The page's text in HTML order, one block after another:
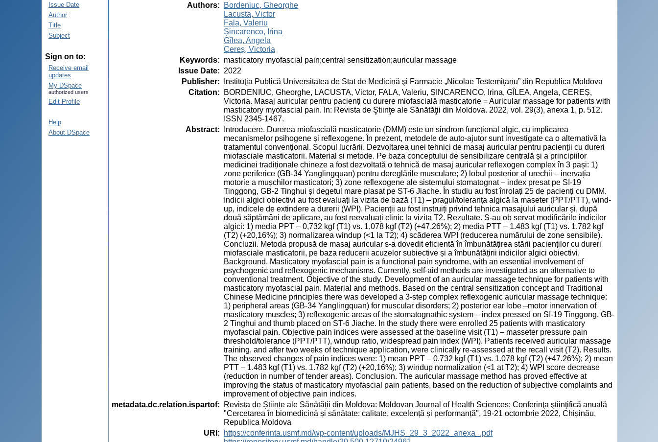
Issue Date
Author
Title
Subject
Sign on to:
Receive email
updates
My DSpace
authorized users
Edit Profile
Help
About DSpace
Authors:
Bordeniuc, Gheorghe
Lacusta, Victor
Fala, Valeriu
Șincarenco, Irina
Gîlea, Angela
Cereș, Victoria
Keywords: masticatory myofascial pain;central sensitization;auricular massage
Issue Date: 2022
Publisher:
Instituţia Publică Universitatea de Stat de Medicină şi Farmacie „Nicolae Testemiţanu” din Republica Moldova
Citation:
BORDENIUC, Gheorghe, LACUSTA, Victor, FALA, Valeriu, ȘINCARENCO, Irina, GÎLEA, Angela, CEREȘ,
Victoria. Masaj auricular pentru pacienți cu durere miofascială masticatorie = Auricular massage for patients with
masticatory myofascial pain. In: Revista de Ştiinţe ale Sănătăţii din Moldova. 2022, vol. 29(3), anexa 1, p. 512.
ISSN 2345-1467.
Abstract:
Introducere. Durerea miofascială masticatorie (DMM) este un sindrom funcțional algic, cu implicarea
mecanismelor psihogene și reflexogene. În prezent, metodele de auto-ajutor sunt investigate ca o alternativă la
tratamentul convențional. Scopul lucrării. Dezvoltarea unei tehnici de masaj auricular pentru pacienții cu dureri
miofasciale masticatorii. Material si metode. Pe baza conceptului de sensibilizare centrală și a principiilor
medicinei tradiționale chineze a fost dezvoltată o tehnică de masaj auricular reflexogen complex în 3 pași: 1)
zone periferice (GB-34 Yanglingquan) pentru dereglările musculare; 2) lobul posterior al urechii – inervația
motorie a mușchilor masticatori; 3) zone reflexogene ale sistemului stomatognat – index presat pe SI-19
Tinggong, GB-2 Tinghui și degetul mare plasat pe ST-6 Jiache. În studiu au fost înrolați 25 de pacienți cu DMM.
Indicii algici obiectivi au fost evaluați la vizita de bază (T1) – pragul/toleranța algică la maseter (PPT/PTT), wind-
up, indicele de extindere a durerii (WPI). Pacienții au fost instruiți privind tehnica masajului auricular și, după
două săptămâni de aplicare, au fost reevaluați clinic la vizita T2. Rezultate. S-au ob servat modificările indicilor
algici: 1) media PPT – 0,732 kgf (T1) vs. 1,078 kgf (T2) (+47,26%); 2) media PTT – 1.483 kgf (T1) vs. 1.782 kgf
(T2) (+20,16%); 3) normalizarea windup (<1 la T2); 4) scăderea WPI (reducerea numărului de zone sensibile).
Concluzii. Metoda propusă de masaj auricular s-a dovedit eficientă în îmbunătățirea stării pacienților cu dureri
miofasciale masticatorii, pe baza reducerii acuzelor subiective și a îmbunătățirii indicilor algici obiectivi.
Background. Masticatory myofascial pain is a functional pain syndrome, with an essential involvement of
psychogenic and reflexogenic mechanisms. Currently, self-aid methods are investigated as an alternative to
conventional treatment. Objective of the study. Development of an auricular massage technique for patients with
masticatory myofascial pain. Material and methods. Based on the central sensitization concept and Traditional
Chinese Medicine principles there was developed a 3-step complex reflexogenic auricular massage technique:
1) peripheral areas (GB-34 Yanglingquan) for muscular disorders; 2) posterior ear lobe –motor innervation of
masticatory muscles; 3) reflexogenic areas of the stomatognathic system – index pressed on SI-19 Tinggong, GB-
2 Tinghui and thumb placed on ST-6 Jiache. In the study there were enrolled 25 patients with masticatory
myofascial pain. Objective pain indices were assessed at the baseline visit (T1) – masseter pressure pain
threshold/tolerance (PPT/PTT), windup ratio, widespread pain index (WPI). Patients received auricular massage
training, and after two weeks of technique application, were clinically re-assessed at the recall visit (T2). Results.
The observed changes of pain indices were: 1) mean PPT – 0.732 kgf (T1) vs. 1.078 kgf (T2) (+47.26%); 2) mean
PTT – 1.483 kgf (T1) vs. 1.782 kgf (T2) (+20,16%); 3) windup normalization (<1 at T2); 4) WPI score decrease
(reduction in number of tender areas). Conclusion. The auricular massage method has proved effective at
improving the status of masticatory myofascial pain patients, based on the reduction of subjective complaints and
improvement of objective pain indices.
metadata.dc.relation.ispartof:
Revista de Științe ale Sănătății din Moldova: Moldovan Journal of Health Sciences: Conferinţa ştiinţifică anuală
"Cercetarea în biomedicină și sănătate: calitate, excelență și performanță", 19-21 octombrie 2022, Chișinău,
Republica Moldova
URI :
https://conferinta.usmf.md/wp-content/uploads/MJHS_29_3_2022_anexa_.pdf